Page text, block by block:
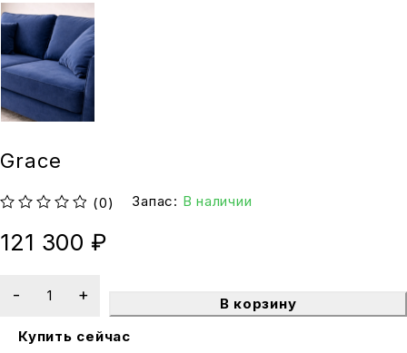
Grace
(0) Запас: В наличии
121 300 ₽
В корзину
Купить сейчас